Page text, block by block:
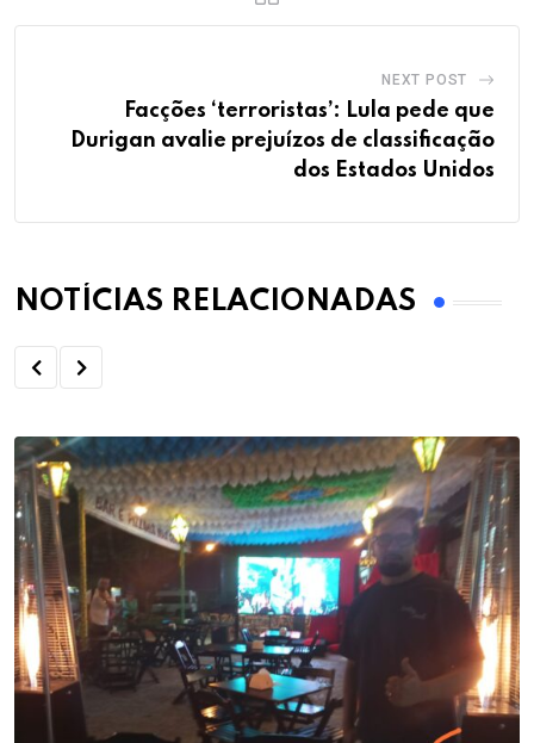
NEXT POST
Facções ‘terroristas’: Lula pede que
Durigan avalie prejuízos de classificação
dos Estados Unidos
NOTÍCIAS RELACIONADAS